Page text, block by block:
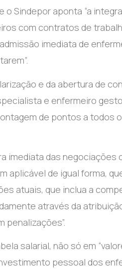
Sindepor aponta “a
com contratos de
imediata de
e da abertura de
e enfermeiro
de pontos a todos
imediata das negociações
aplicável de igual forma,
atuais, que inclua a
através da
salarial, não só em
pessoal dos